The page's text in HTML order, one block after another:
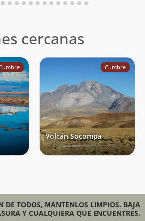
escaso, el corazón marcando el
se abría infinito y los penitentes
cercanas
Cumbre
Volcán Socompa
DE TODOS, MANTENLOS LIMPIOS. BAJA
Y CUALQUIERA QUE ENCUENTRES.